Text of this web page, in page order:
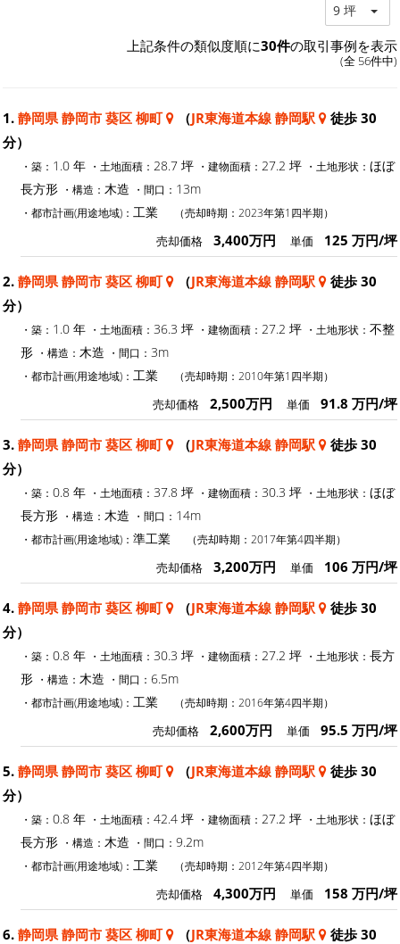
9 坪
上記条件の類似度順に30件の取引事例を表示
(全 56件中)
1. 静岡県 静岡市 葵区 柳町 （JR東海道本線 静岡駅
徒歩 30
分）
・築： 1.0 年 ・土地面積： 28.7 坪 ・建物面積： 27.2 坪 ・土地形状： ほぼ
長方形 ・構造： 木造 ・間口： 13m
・都市計画(用途地域)： 工業 （売却時期：2023年第1四半期）
売却価格 3,400万円 単価 125 万円/坪
2. 静岡県 静岡市 葵区 柳町 （JR東海道本線 静岡駅
徒歩 30
分）
・築： 1.0 年 ・土地面積： 36.3 坪 ・建物面積： 27.2 坪 ・土地形状： 不整
形 ・構造： 木造 ・間口： 3m
・都市計画(用途地域)： 工業 （売却時期：2010年第1四半期）
売却価格 2,500万円 単価 91.8 万円/坪
3. 静岡県 静岡市 葵区 柳町 （JR東海道本線 静岡駅
徒歩 30
分）
・築： 0.8 年 ・土地面積： 37.8 坪 ・建物面積： 30.3 坪 ・土地形状： ほぼ
長方形 ・構造： 木造 ・間口： 14m
・都市計画(用途地域)： 準工業 （売却時期：2017年第4四半期）
売却価格 3,200万円 単価 106 万円/坪
4. 静岡県 静岡市 葵区 柳町 （JR東海道本線 静岡駅
徒歩 30
分）
・築： 0.8 年 ・土地面積： 30.3 坪 ・建物面積： 27.2 坪 ・土地形状： 長方
形 ・構造： 木造 ・間口： 6.5m
・都市計画(用途地域)： 工業 （売却時期：2016年第4四半期）
売却価格 2,600万円 単価 95.5 万円/坪
5. 静岡県 静岡市 葵区 柳町 （JR東海道本線 静岡駅
徒歩 30
分）
・築： 0.8 年 ・土地面積： 42.4 坪 ・建物面積： 27.2 坪 ・土地形状： ほぼ
長方形 ・構造： 木造 ・間口： 9.2m
・都市計画(用途地域)： 工業 （売却時期：2012年第4四半期）
売却価格 4,300万円 単価 158 万円/坪
6. 静岡県 静岡市 葵区 柳町 （JR東海道本線 静岡駅
徒歩 30